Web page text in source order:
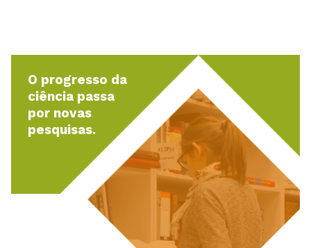
O progresso da
ciência passa
por novas
pesquisas.